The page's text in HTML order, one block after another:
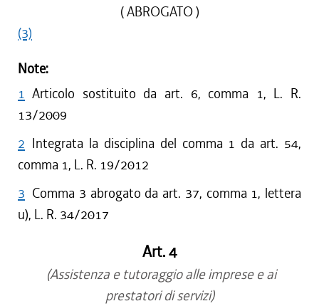
( ABROGATO )
(3)
Note:
1 Articolo sostituito da art. 6, comma 1, L. R.
13/2009
2 Integrata la disciplina del comma 1 da art. 54,
comma 1, L. R. 19/2012
3 Comma 3 abrogato da art. 37, comma 1, lettera
u), L. R. 34/2017
Art. 4
(Assistenza e tutoraggio alle imprese e ai
prestatori di servizi)